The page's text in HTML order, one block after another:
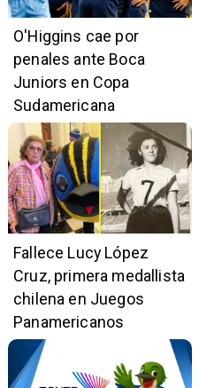
O'Higgins cae por
penales ante Boca
Juniors en Copa
Sudamericana
Fallece Lucy López
Cruz, primera medallista
chilena en Juegos
Panamericanos